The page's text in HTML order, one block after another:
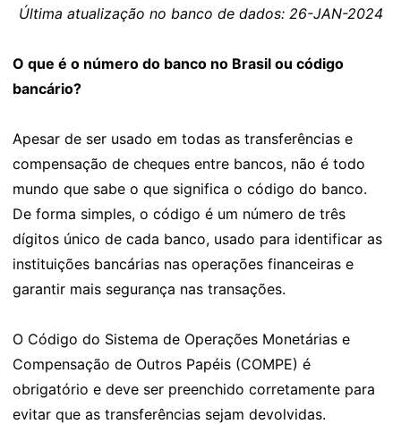
Última atualização no banco de dados: 26-JAN-2024
O que é o número do banco no Brasil ou código
bancário?
Apesar de ser usado em todas as transferências e
compensação de cheques entre bancos, não é todo
mundo que sabe o que significa o código do banco.
De forma simples, o código é um número de três
dígitos único de cada banco, usado para identificar as
instituições bancárias nas operações financeiras e
garantir mais segurança nas transações.
O Código do Sistema de Operações Monetárias e
Compensação de Outros Papéis (COMPE) é
obrigatório e deve ser preenchido corretamente para
evitar que as transferências sejam devolvidas.